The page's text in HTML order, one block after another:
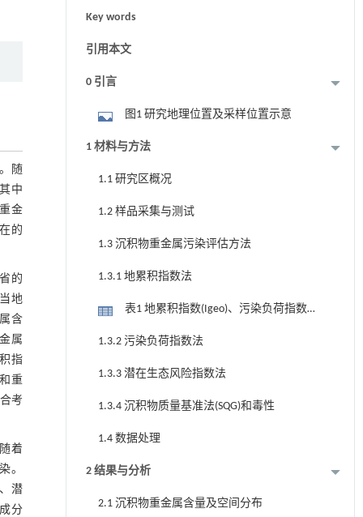
。随
中
金
的
的
地
含
属
指
重
考
着
。
潜
分
Key words
引用本文
0 引言
图1 研究地理位置及采样位置示意
1 材料与方法
1.1 研究区概况
1.2 样品采集与测试
1.3 沉积物重金属污染评估方法
1.3.1 地累积指数法
表1 地累积指数(Igeo)、污染负荷指数
1.3.2 污染负荷指数法
1.3.3 潜在生态风险指数法
1.3.4 沉积物质量基准法(SQG)和毒性
1.4 数据处理
2 结果与分析
2.1 沉积物重金属含量及空间分布